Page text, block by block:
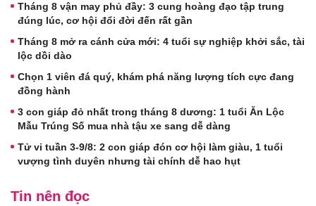
Tháng 8 vận may phủ đầy: 3 cung hoàng đạo tập trung
đúng lúc, cơ hội đổi đời đến rất gần
Tháng 8 mở ra cánh cửa mới: 4 tuổi sự nghiệp khởi sắc, tài
lộc dồi dào
Chọn 1 viên đá quý, khám phá năng lượng tích cực đang
đồng hành
3 con giáp đỏ nhất trong tháng 8 dương: 1 tuổi Ăn Lộc
Mẫu Trúng Số mua nhà tậu xe sang dễ dàng
Tử vi tuần 3-9/8: 2 con giáp đón cơ hội làm giàu, 1 tuổi
vượng tình duyên nhưng tài chính dễ hao hụt
Tin nên đọc